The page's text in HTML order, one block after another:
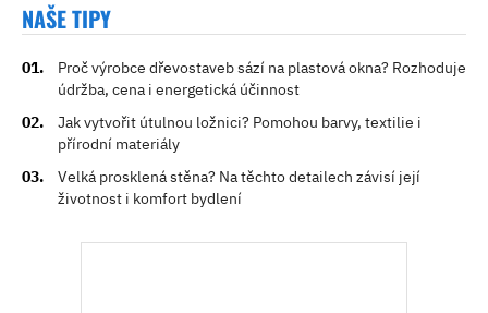
NAŠE TIPY
Proč výrobce dřevostaveb sází na plastová okna? Rozhoduje
údržba, cena i energetická účinnost
Jak vytvořit útulnou ložnici? Pomohou barvy, textilie i
přírodní materiály
Velká prosklená stěna? Na těchto detailech závisí její
životnost i komfort bydlení